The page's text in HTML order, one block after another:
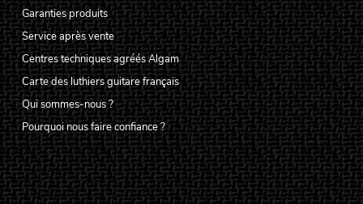
Garanties produits
Service après vente
Centres techniques agréés Algam
Carte des luthiers guitare français
Qui sommes-nous ?
Pourquoi nous faire confiance ?